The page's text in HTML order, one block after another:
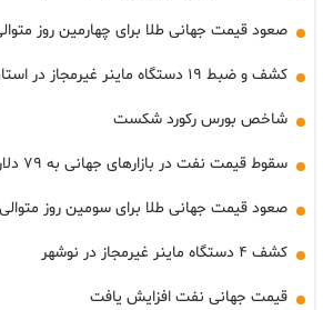
صعود قیمت جهانی طلا برای چهارمین روز
کشف و ضبط ۱۹ دستگاه ماینر غیرمجاز در استان مازندران
شاخص بورس رکورد شکست
سقوط قیمت نفت در بازارهای جهانی به ۷۹ دلار
صعود قیمت جهانی طلا برای سومین روز متوالی
کشف ۴ دستگاه ماینر غیرمجاز در نوشهر
قیمت جهانی نفت افزایش یافت